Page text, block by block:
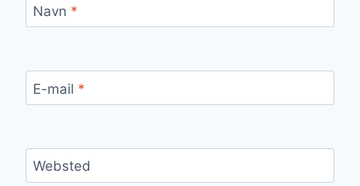
Navn *
E-mail *
Websted